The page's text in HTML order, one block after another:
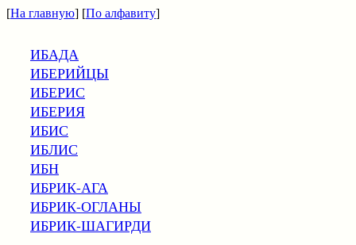
[На главную] [По алфавиту]
ИБАДА
ИБЕРИЙЦЫ
ИБЕРИС
ИБЕРИЯ
ИБИС
ИБЛИС
ИБН
ИБРИК-АГА
ИБРИК-ОГЛАНЫ
ИБРИК-ШАГИРДИ